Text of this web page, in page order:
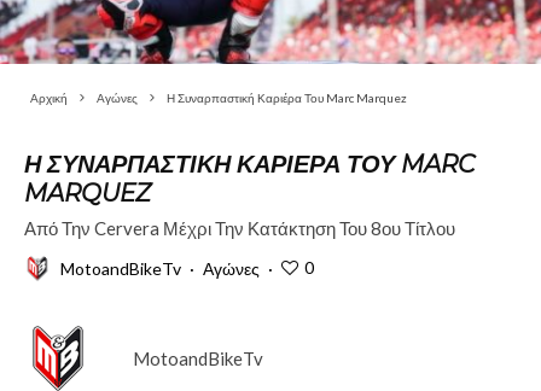
Αρχική Αγώνες Η Συναρπαστική Καριέρα Του Marc Marquez
Η ΣΥΝΑΡΠΑΣΤΙΚΉ ΚΑΡΙΈΡΑ ΤΟΥ MARC
MARQUEZ
Από Την Cervera Μέχρι Την Κατάκτηση Του 8ου Τίτλου
MotoandBikeTv · Αγώνες · 0
MotoandBikeTv